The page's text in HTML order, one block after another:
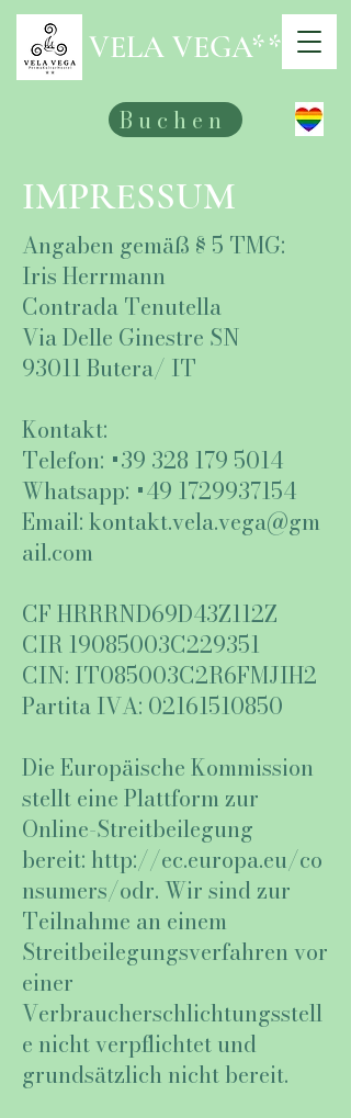
VELA VEGA**
Buchen
IMPRESSUM
Angaben gemäß § 5 TMG:
Iris Herrmann
Contrada Tenutella
Via Delle Ginestre SN
93011 Butera/ IT
Kontakt:
Telefon: +39 328 179 5014
Whatsapp: +49 1729937154
Email:kontakt.vela.vega@gm
ail.com
CF HRRRND69D43Z112Z
CIR 19085003C229351
CIN: IT085003C2R6FMJIH2
Partita IVA: 02161510850
Die Europäische Kommission
stellt eine Plattform zur
Online-Streitbeilegung
bereit: http://ec.europa.eu/co
nsumers/odr. Wir sind zur
Teilnahme an einem
Streitbeilegungsverfahren vor
einer
Verbraucherschlichtungsstell
e nicht verpflichtet und
grundsätzlich nicht bereit.